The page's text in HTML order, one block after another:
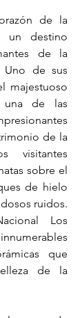
de la
un destino
de la
Uno de sus
majestuoso
una de las
de la
visitantes
sobre el
de hielo
ruidos.
Los
que
de la